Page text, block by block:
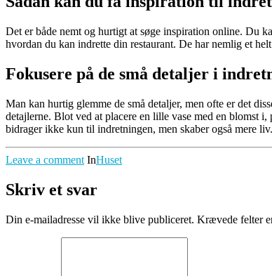
Det er både nemt og hurtigt at søge inspiration online. Du
hvordan du kan indrette din restaurant. De har nemlig et
Fokusere på de små detaljer i
Man kan hurtig glemme de små detaljer, men ofte er det
detajlerne. Blot ved at placere en lille vase med en blomst
bidrager ikke kun til indretningen, men skaber også mere liv.
Leave a comment InHuset
Skriv et svar
Din e-mailadresse vil ikke blive publiceret. Krævede felter